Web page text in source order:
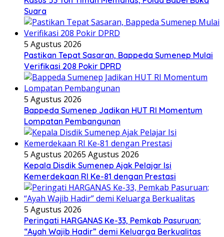
Suara
5 Agustus 2026
Pastikan Tepat Sasaran, Bappeda Sumenep Mulai
Verifikasi 208 Pokir DPRD
5 Agustus 2026
Bappeda Sumenep Jadikan HUT RI Momentum
Lompatan Pembangunan
5 Agustus 20265 Agustus 2026
Kepala Disdik Sumenep Ajak Pelajar Isi
Kemerdekaan RI Ke-81 dengan Prestasi
5 Agustus 2026
Peringati HARGANAS Ke-33, Pemkab Pasuruan;
“Ayah Wajib Hadir” demi Keluarga Berkualitas